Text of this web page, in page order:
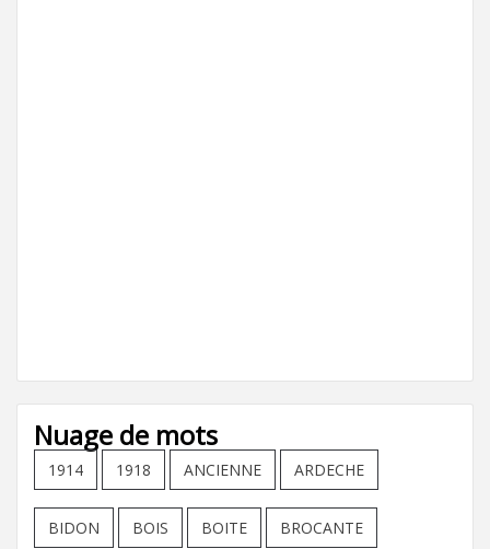
Nuage de mots
1914 1918 ANCIENNE ARDECHE
BIDON BOIS BOITE BROCANTE